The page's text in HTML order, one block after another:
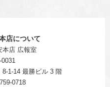
店について
本店 広報室
1-14 最勝ビル 3 階
0718